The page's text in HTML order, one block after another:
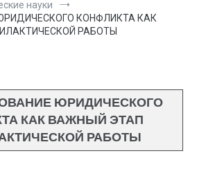
науки
КОНФЛИКТА КАК
РАБОТЫ
ЮРИДИЧЕСКОГО
КАК ВАЖНЫЙ ЭТАП
РАБОТЫ